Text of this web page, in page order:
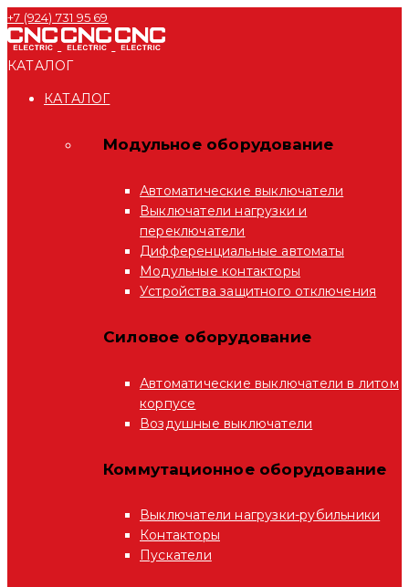
+7 (924) 731 95 69
КАТАЛОГ
КАТАЛОГ
Модульное оборудование
Автоматические выключатели
Выключатели нагрузки и
переключатели
Дифференциальные автоматы
Модульные контакторы
Устройства защитного отключения
Силовое оборудование
Автоматические выключатели в литом
корпусе
Воздушные выключатели
Коммутационное оборудование
Выключатели нагрузки-рубильники
Контакторы
Пускатели